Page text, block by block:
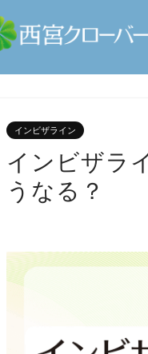
インビザライン
インビザラ
うなる？